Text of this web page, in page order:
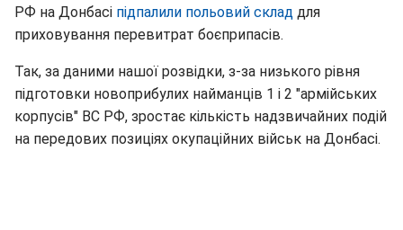
РФ на Донбасі підпалили польовий склад для
приховування перевитрат боєприпасів.
Так, за даними нашої розвідки, з-за низького рівня
підготовки новоприбулих найманців 1 і 2 "армійських
корпусів" ВС РФ, зростає кількість надзвичайних подій
на передових позиціях окупаційних військ на Донбасі.